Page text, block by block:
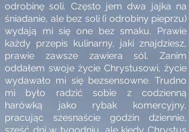
odrobinę soli. Często jem dwa jajka na
śniadanie, ale bez soli (i odrobiny pieprzu)
wydają mi się one bez smaku. Prawie
każdy przepis kulinarny, jaki znajdziesz,
prawie zawsze zawiera sól. Zanim
oddałem swoje życie Chrystusowi, życie
wydawało mi się bezsensowne. Trudno
mi było radzić sobie z codzienną
harówką jako rybak komercyjny,
pracując szesnaście godzin dziennie,